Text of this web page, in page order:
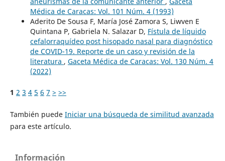
Médica de Caracas: Vol. 101 Núm. 4 (1993)
Aderito De Sousa F, María José Zamora S, Liwven E
Quintana P, Gabriela N. Salazar D, Fístula de líquido
cefalorraquídeo post hisopado nasal para diagnóstico
de COVID-19. Reporte de un caso y revisión de la
literatura , Gaceta Médica de Caracas: Vol. 130 Núm. 4
(2022)
1 2 3 4 5 6 7 > >>
También puede Iniciar una búsqueda de similitud avanzada
para este artículo.
Información